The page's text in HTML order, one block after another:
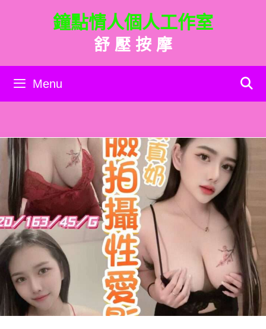
內
鐘點情人個人工作室
舒 壓 按 摩
Menu